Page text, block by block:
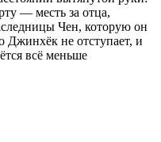
— месть за отца,
Чен, которую он
Джинхёк не отступает, и
всё меньше